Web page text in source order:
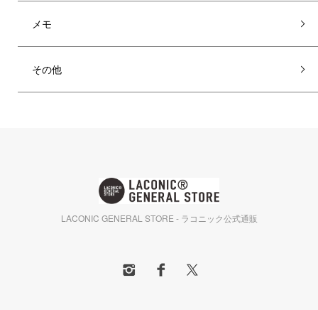
メモ
その他
LACONIC GENERAL STORE - ラコニック公式通販